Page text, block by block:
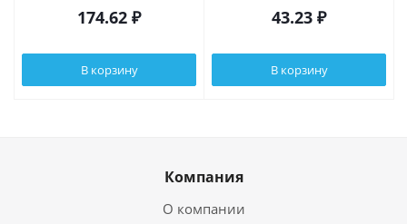
174.62 ₽
В корзину
43.23 ₽
В корзину
Компания
О компании